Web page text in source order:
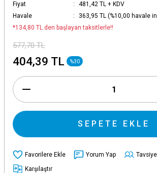
Fiyat
481,42 TL + KDV
Havale
363,95 TL (%10,00 havale
*134,80 TL den başlayan taksitlerle!!
577,70 TL
404,39 TL %30
SEPETE EKLE
Yorum Yap
Karşılaştır